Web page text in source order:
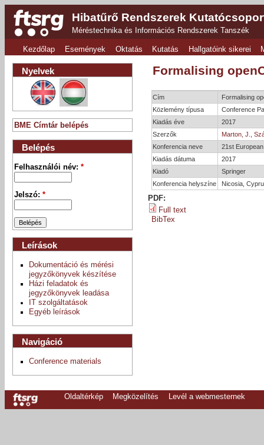
Hibatűrő Rendszerek
Méréstechnika és Információs Rendszerek Tanszék
Kezdőlap Események Oktatás Kutatás Hallgatóink sikerei
Formalising
Cím
Formalising
Közlemény típusa
Conference
Kiadás éve
2017
Szerzők
Marton, J.
Konferencia neve
21st
Kiadás dátuma
2017
Kiadó
Springer
Konferencia helyszíne
Nicosia,
PDF:
Full text
BibTex
Nyelvek
BME Címtár belépés
Belépés
Felhasználói név:*
Jelszó:*
Leírások
Dokumentáció és mérési
jegyzőkönyvek készítése
Házi feladatok és
jegyzőkönyvek leadása
IT szolgáltatások
Egyéb leírások
Navigáció
Conference materials
Oldaltérkép Megközelítés Levél a webmesternek